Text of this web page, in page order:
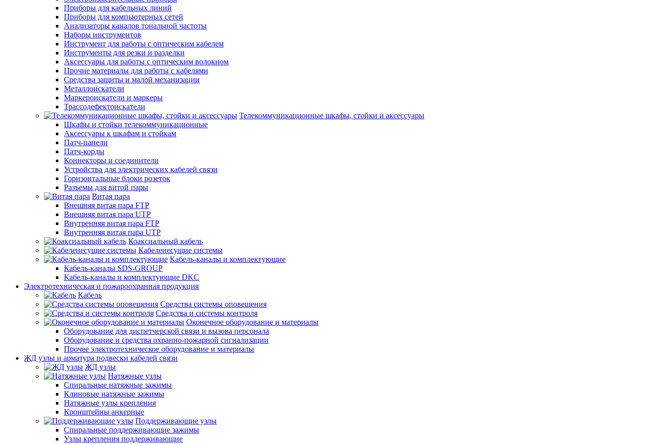
Приборы для кабельных линий
Приборы для компьютерных сетей
Анализаторы каналов тональной частоты
Наборы инструментов
Инструмент для работы с оптическим кабелем
Инструменты для резки и разделки
Аксессуары для работы с оптическим волокном
Прочие материалы для работы с кабелями
Средства защиты и малой механизации
Металлоискатели
Маркероискатели и маркеры
Трассодефектоискатели
Телекоммуникационные шкафы, стойки и аксессуары
Шкафы и стойки телекоммуникационные
Аксессуары к шкафам и стойкам
Патч-панели
Патч-корды
Коннекторы и соединители
Устройства для электрических кабелей связи
Горизонтальные блоки розеток
Разъемы для витой пары
Витая пара
Внешняя витая пара FTP
Внешняя витая пара UTP
Внутренняя витая пара FTP
Внутренняя витая пара UTP
Коаксиальный кабель
Кабеленесущие системы
Кабель-каналы и комплектующие
Кабель-каналы SDS-GROUP
Кабель-каналы и комплектующие DKC
Электротехническая и пожароохранная продукция
Кабель
Средства системы оповещения
Средства и системы контроля
Оконечное оборудование и материалы
Оборудование для диспетчерской связи и вызова персонала
Оборудование и средства охранно-пожарной сигнализации
Прочее электротехническое оборудование и материалы
ЖД узлы и арматура подвески кабелей связи
ЖД узлы
Натяжные узлы
Спиральные натяжные зажимы
Клиновые натяжные зажимы
Натяжные узлы крепления
Кронштейны анкерные
Поддерживающие узлы
Спиральные поддерживающие зажимы
Узлы крепления поддерживающие